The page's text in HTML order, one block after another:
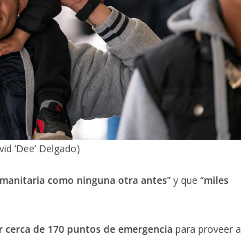
‘Dee’ Delgado)
como ninguna otra antes” y que “miles
cerca de 170 puntos de emergencia para proveer a